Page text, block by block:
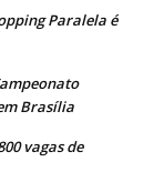
Paralela é
Brasília
vagas de